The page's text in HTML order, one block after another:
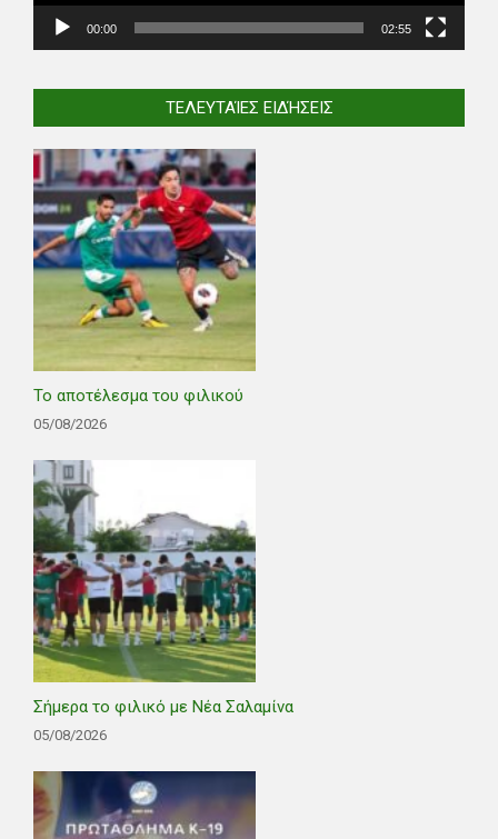
00:00 02:55
ΤΕΛΕΥΤΑΊΕΣ ΕΙΔΉΣΕΙΣ
Το αποτέλεσμα του φιλικού
05/08/2026
Σήμερα το φιλικό με Νέα Σαλαμίνα
05/08/2026